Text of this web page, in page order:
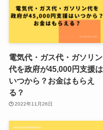
電気代・ガス代・ガソリン
代を政府が45,000円支援は
いつから？お金はもらえ
る？
2022年11月26日